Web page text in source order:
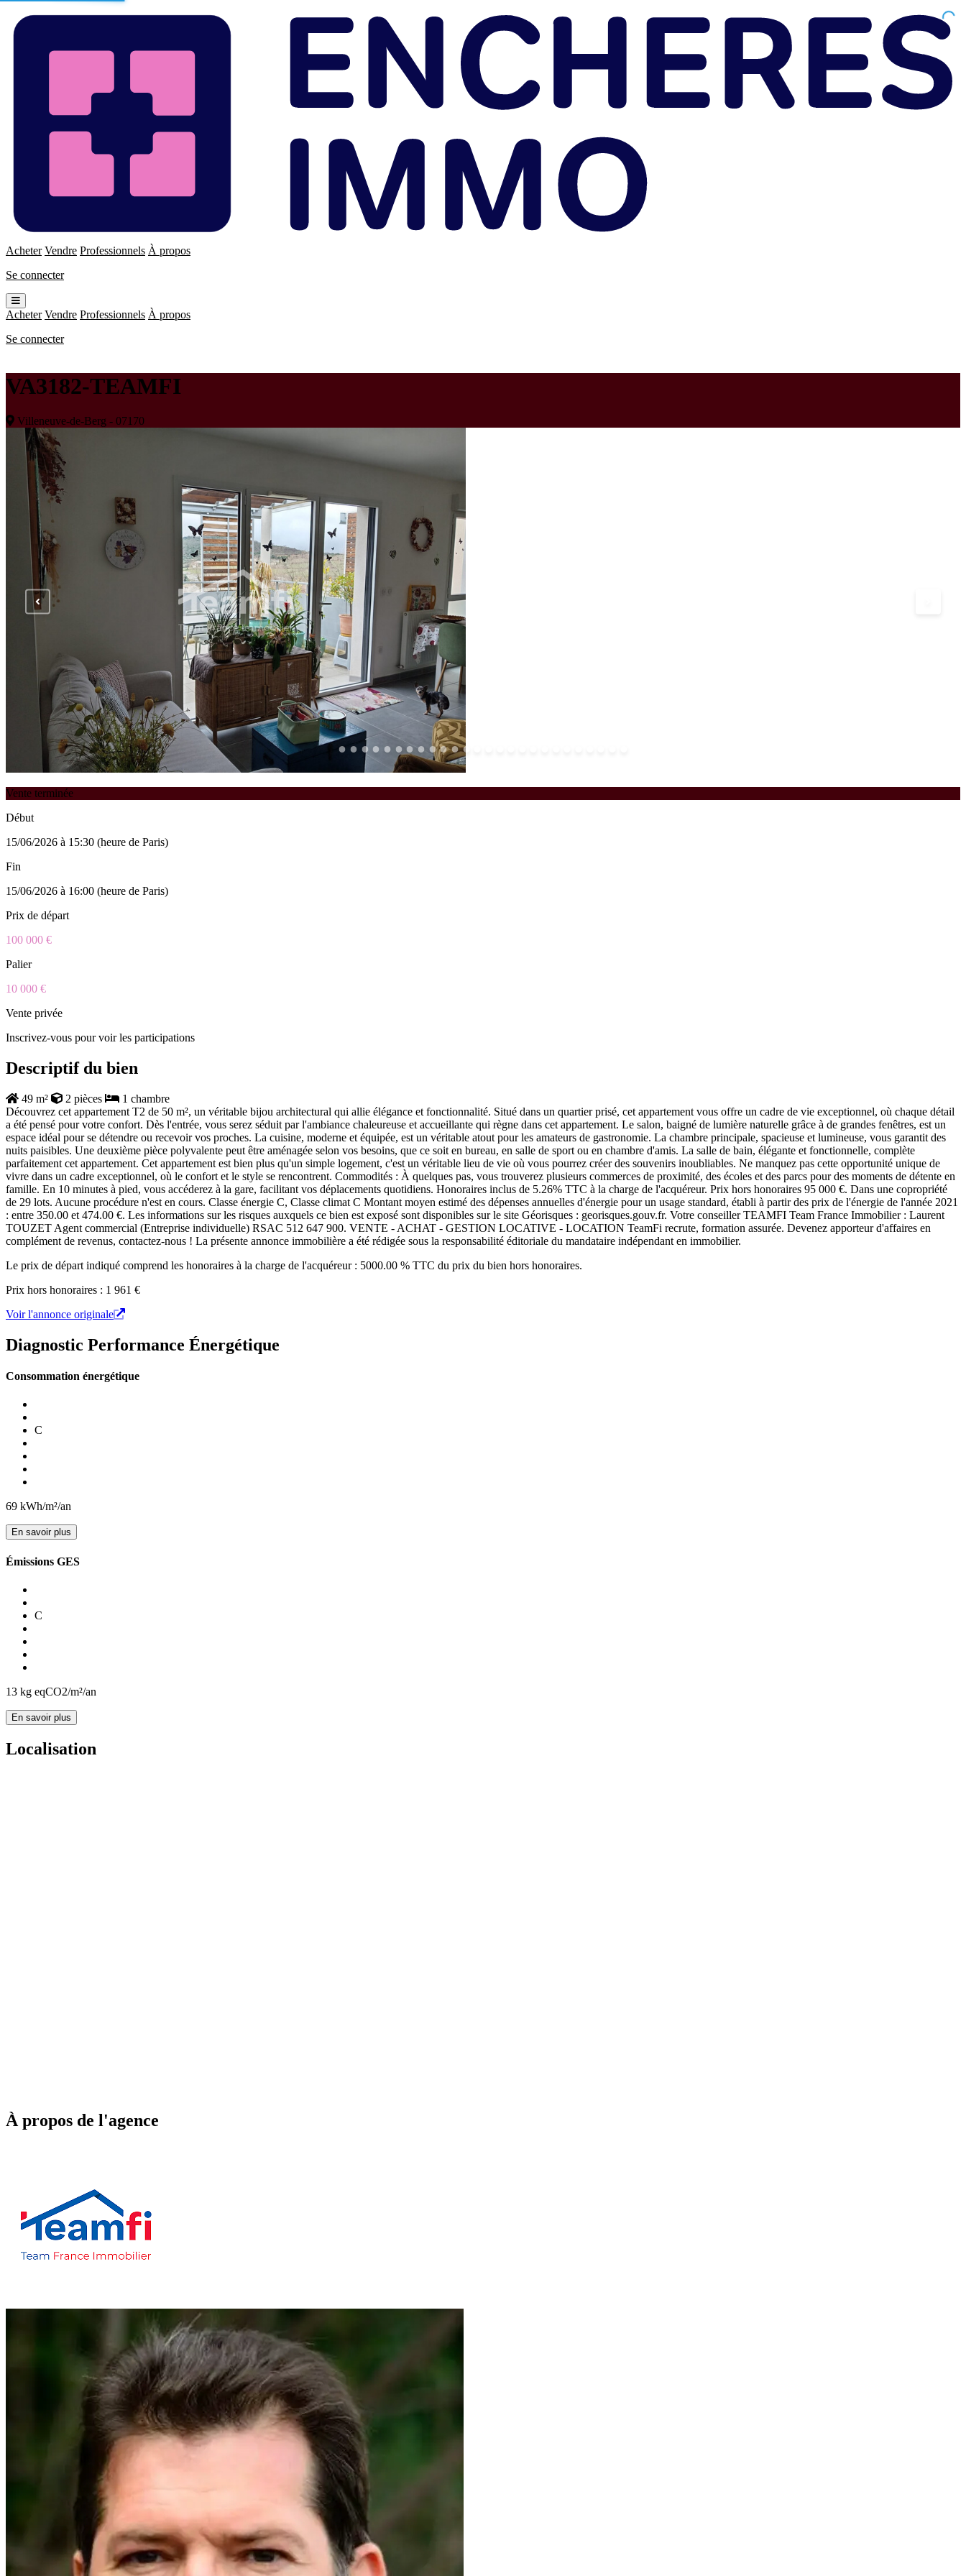
Immo
Acheter Vendre Professionnels À propos
Se connecter
Ouvrir
le
menu
Acheter Vendre Professionnels À propos
Se connecter
VA3182-TEAMFI
Villeneuve-de-Berg - 07170
Vente terminée
Début
15/06/2026 à 15:30 (heure de Paris)
Fin
15/06/2026 à 16:00 (heure de Paris)
Prix de départ
100 000 €
Palier
10 000 €
Vente privée
Inscrivez-vous pour voir les participations
Descriptif du bien
49 m² 2 pièces
1 chambre
Découvrez cet appartement T2 de 50 m², un véritable bijou architectural qui allie élégance et fonctionnalité. Situé dans un quartier prisé, cet appartement vous offre un cadre de vie exceptionnel, où chaque détail
a été pensé pour votre confort. Dès l'entrée, vous serez séduit par l'ambiance chaleureuse et accueillante qui règne dans cet appartement. Le salon, baigné de lumière naturelle grâce à de grandes fenêtres, est un
espace idéal pour se détendre ou recevoir vos proches. La cuisine, moderne et équipée, est un véritable atout pour les amateurs de gastronomie. La chambre principale, spacieuse et lumineuse, vous garantit des
nuits paisibles. Une deuxième pièce polyvalente peut être aménagée selon vos besoins, que ce soit en bureau, en salle de sport ou en chambre d'amis. La salle de bain, élégante et fonctionnelle, complète
parfaitement cet appartement. Cet appartement est bien plus qu'un simple logement, c'est un véritable lieu de vie où vous pourrez créer des souvenirs inoubliables. Ne manquez pas cette opportunité unique de
vivre dans un cadre exceptionnel, où le confort et le style se rencontrent. Commodités : À quelques pas, vous trouverez plusieurs commerces de proximité, des écoles et des parcs pour des moments de détente en
famille. En 10 minutes à pied, vous accéderez à la gare, facilitant vos déplacements quotidiens. Honoraires inclus de 5.26% TTC à la charge de l'acquéreur. Prix hors honoraires 95 000 €. Dans une copropriété
de 29 lots. Aucune procédure n'est en cours. Classe énergie C, Classe climat C Montant moyen estimé des dépenses annuelles d'énergie pour un usage standard, établi à partir des prix de l'énergie de l'année 2021
: entre 350.00 et 474.00 €. Les informations sur les risques auxquels ce bien est exposé sont disponibles sur le site Géorisques : georisques.gouv.fr. Votre conseiller TEAMFI Team France Immobilier : Laurent
TOUZET Agent commercial (Entreprise individuelle) RSAC 512 647 900. VENTE - ACHAT - GESTION LOCATIVE - LOCATION TeamFi recrute, formation assurée. Devenez apporteur d'affaires en
complément de revenus, contactez-nous ! La présente annonce immobilière a été rédigée sous la responsabilité éditoriale du mandataire indépendant en immobilier.
Le prix de départ indiqué comprend les honoraires à la charge de l'acquéreur : 5000.00 % TTC du prix du bien hors honoraires.
Prix hors honoraires : 1 961 €
Voir l'annonce originale
Diagnostic Performance Énergétique
Consommation énergétique
C
69 kWh/m²/an
En savoir plus
Émissions GES
C
13 kg eqCO2/m²/an
En savoir plus
Localisation
À propos de l'agence